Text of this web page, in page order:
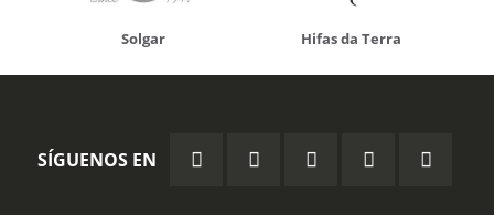
Solgar Hifas da Terra
SÍGUENOS EN